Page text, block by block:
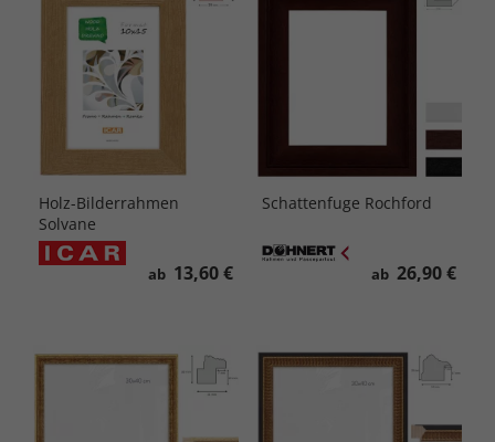
Holz-Bilderrahmen
Solvane
ab 13,60 €
Schattenfuge Rochford
ab 26,90 €